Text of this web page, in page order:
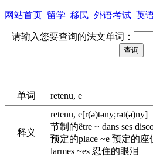
网站首页 留学 移民 外语考试 英
请输入您要查询的法文单词：
单词 retenu, e
释义
retenu,
节制的être ~ dans ses
预定的place ~e 预定的
larmes ~es 忍住的眼泪